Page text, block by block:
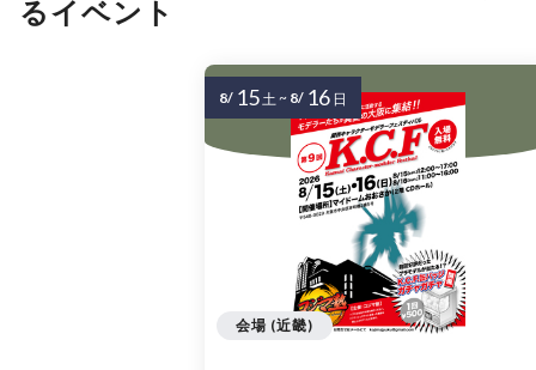
るイベント
会場 (近畿)
8/ 15土~ 8/ 16 日